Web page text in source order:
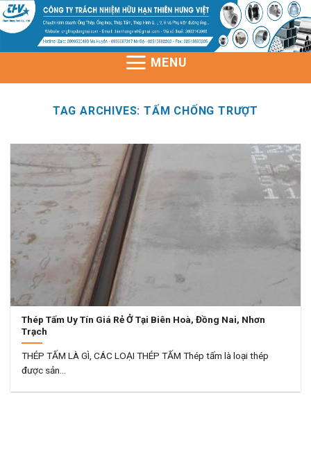
Skip
to
MENU
TAG ARCHIVES:TẤM CHỐNG TRƯỢT
Thép Tấm Uy Tín Giá Rẻ Ở Tại Biên Hoà, Đồng Nai, Nhơn
Trạch
THÉP TẤM LÀ GÌ, CÁC LOẠI THÉP TẤM Thép tấm là loại thép
được sản...